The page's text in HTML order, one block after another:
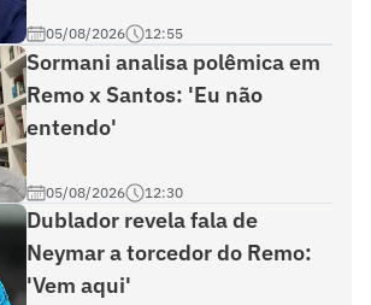
05/08/2026 12:55
Sormani analisa polêmica em
Remo x Santos: 'Eu não
entendo'
05/08/2026 12:30
Dublador revela fala de
Neymar a torcedor do Remo:
'Vem aqui'